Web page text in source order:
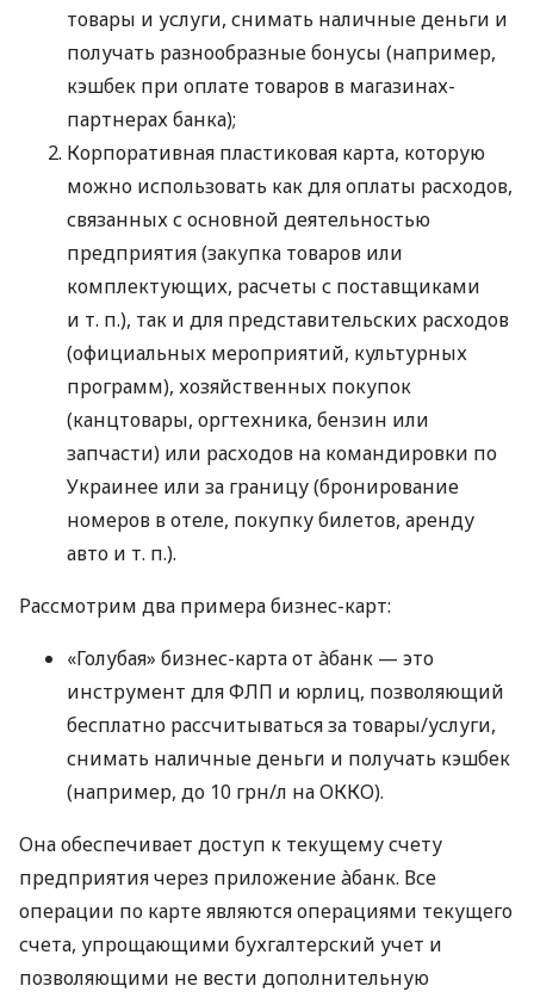
товары и услуги, снимать наличные деньги и
получать разнообразные бонусы (например,
кэшбек при оплате товаров в магазинах-
партнерах банка);
Корпоративная пластиковая карта, которую
можно использовать как для оплаты расходов,
связанных с основной деятельностью
предприятия (закупка товаров или
комплектующих, расчеты с поставщиками
и т. п.), так и для представительских расходов
(официальных мероприятий, культурных
программ), хозяйственных покупок
(канцтовары, оргтехника, бензин или
запчасти) или расходов на командировки по
Украинее или за границу (бронирование
номеров в отеле, покупку билетов, аренду
авто и т. п.).
Рассмотрим два примера бизнес-карт:
«Голубая» бизнес-карта от àбанк — это
инструмент для ФЛП и юрлиц, позволяющий
бесплатно рассчитываться за товары/услуги,
снимать наличные деньги и получать кэшбек
(например, до 10 грн/л на ОККО).
Она обеспечивает доступ к текущему счету
предприятия через приложение àбанк. Все
операции по карте являются операциями текущего
счета, упрощающими бухгалтерский учет и
позволяющими не вести дополнительную